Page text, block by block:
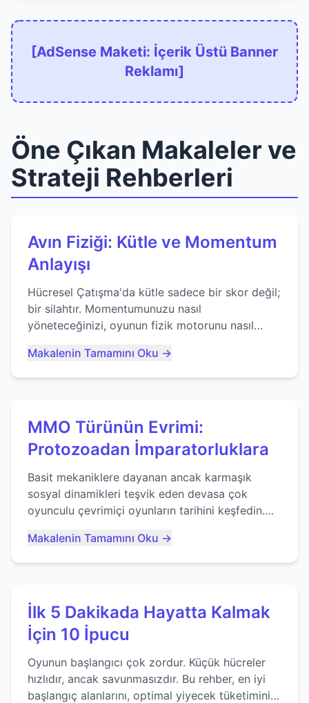
[AdSense Maketi: İçerik Üstü Banner
Reklamı]
Öne Çıkan Makaleler ve
Strateji Rehberleri
Avın Fiziği: Kütle ve Momentum
Anlayışı
Hücresel Çatışma'da kütle sadece bir skor değil;
bir silahtır. Momentumunuzu nasıl
yöneteceğinizi, oyunun fizik motorunu nasıl
ustalaşacağınızı öğrenin...
Makalenin Tamamını Oku →
MMO Türünün Evrimi:
Protozoadan İmparatorluklara
Basit mekaniklere dayanan ancak karmaşık
sosyal dinamikleri teşvik eden devasa çok
oyunculu çevrimiçi oyunların tarihini keşfedin.
Makalenin Tamamını Oku →
İlk 5 Dakikada Hayatta Kalmak
İçin 10 İpucu
Oyunun başlangıcı çok zordur. Küçük hücreler
hızlıdır, ancak savunmasızdır. Bu rehber, en iyi
başlangıç alanlarını, optimal yiyecek tüketimini